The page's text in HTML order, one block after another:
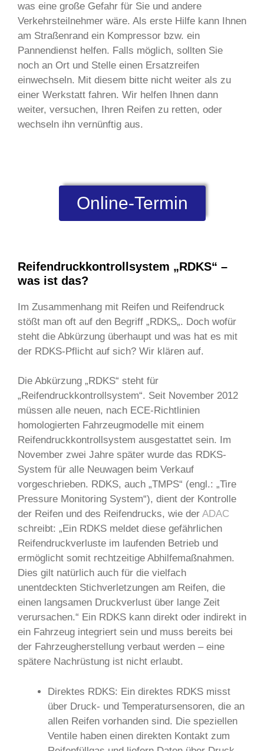
was eine große Gefahr für Sie und andere
Verkehrsteilnehmer wäre. Als erste Hilfe kann Ihnen
am Straßenrand ein Kompressor bzw. ein
Pannendienst helfen. Falls möglich, sollten Sie
noch an Ort und Stelle einen Ersatzreifen
einwechseln. Mit diesem bitte nicht weiter als zu
einer Werkstatt fahren. Wir helfen Ihnen dann
weiter, versuchen, Ihren Reifen zu retten, oder
wechseln ihn vernünftig aus.
Online-Termin
Reifendruckkontrollsystem „RDKS“ –
was ist das?
Im Zusammenhang mit Reifen und Reifendruck
stößt man oft auf den Begriff „RDKS„. Doch wofür
steht die Abkürzung überhaupt und was hat es mit
der RDKS-Pflicht auf sich? Wir klären auf.
Die Abkürzung „RDKS“ steht für
„Reifendruckkontrollsystem“. Seit November 2012
müssen alle neuen, nach ECE-Richtlinien
homologierten Fahrzeugmodelle mit einem
Reifendruckkontrollsystem ausgestattet sein. Im
November zwei Jahre später wurde das RDKS-
System für alle Neuwagen beim Verkauf
vorgeschrieben. RDKS, auch „TMPS“ (engl.: „Tire
Pressure Monitoring System“), dient der Kontrolle
der Reifen und des Reifendrucks, wie der ADAC
schreibt: „Ein RDKS meldet diese gefährlichen
Reifendruckverluste im laufenden Betrieb und
ermöglicht somit rechtzeitige Abhilfemaßnahmen.
Dies gilt natürlich auch für die vielfach
unentdeckten Stichverletzungen am Reifen, die
einen langsamen Druckverlust über lange Zeit
verursachen.“ Ein RDKS kann direkt oder indirekt in
ein Fahrzeug integriert sein und muss bereits bei
der Fahrzeugherstellung verbaut werden – eine
spätere Nachrüstung ist nicht erlaubt.
Direktes RDKS: Ein direktes RDKS misst
über Druck- und Temperatursensoren, die an
allen Reifen vorhanden sind. Die speziellen
Ventile haben einen direkten Kontakt zum